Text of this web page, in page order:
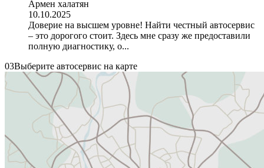
Армен халатян
10.10.2025
Доверие на высшем уровне! Найти честный автосервис
– это дорогого стоит. Здесь мне сразу же предоставили
полную диагностику, о...
03Выберите автосервис на карте